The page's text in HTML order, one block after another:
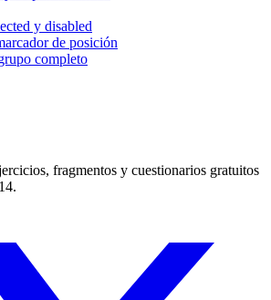
y disabled
de posición
completo
fragmentos y cuestionarios gratuitos